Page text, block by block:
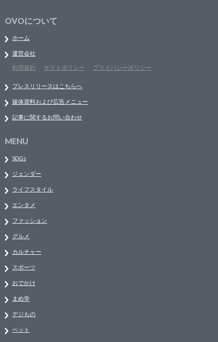
OVOについて
ホーム
運営会社
利用規約
サイトポリシー プライバシーポリシー
プレスリリースはこちらへ
媒体資料および広告メニュー
記事に関するお問い合わせ
MENU
SDGs
ジェンダー
ライフスタイル
エンタメ
ファッション
グルメ
カルチャー
スポーツ
おでかけ
まめ学
デジもの
ペット